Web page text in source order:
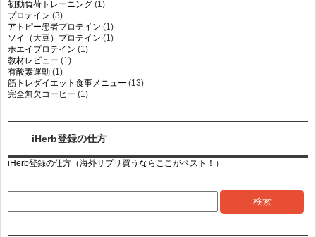
初動負荷トレーニング (1)
プロテイン (3)
アトピー患者プロテイン (1)
ソイ（大豆）プロテイン (1)
ホエイプロテイン (1)
教材レビュー (1)
有酸素運動 (1)
筋トレダイエット食事メニュー (13)
完全無欠コーヒー (1)
iHerb登録の仕方
iHerb登録の仕方（海外サプリ買うならここがベスト！）